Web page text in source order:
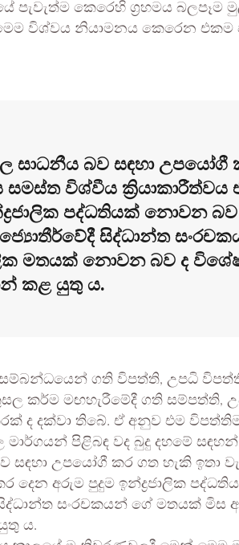
කෙරෙහි ග්‍රහමය බලපෑම
විශ්වය නියාමනය කෙරෙන එකම
සාධනීය බව සඳහා උපයෝගී
සමස්ත විශ්වීය
පද්ධතියක් නොවන බව
සිද්ධාන්ත
මතයක් නොවන බව ද
කළ යුතු ය.
ගති විපත්ති, උපධි
කර්ම මඟහැරීමේදී ගති සම්පත්ති,
ද දක්වා තිබේ. ඒ අනුව එම
පිළිබඳ වද බුදු දහමේ
උපයෝගී කර ගත හැකි ඉතා
දෙන අරුම පුදුම ඉන්ද්‍රජාලික
සංරචකයන් ගේ මතයක් මිස
ය.